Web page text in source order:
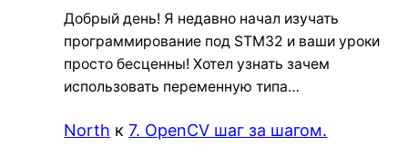
Добрый день! Я недавно начал изучать
программирование под STM32 и ваши уроки
просто бесценны! Хотел узнать зачем
использовать переменную типа…
North к7. OpenCV шаг за шагом.